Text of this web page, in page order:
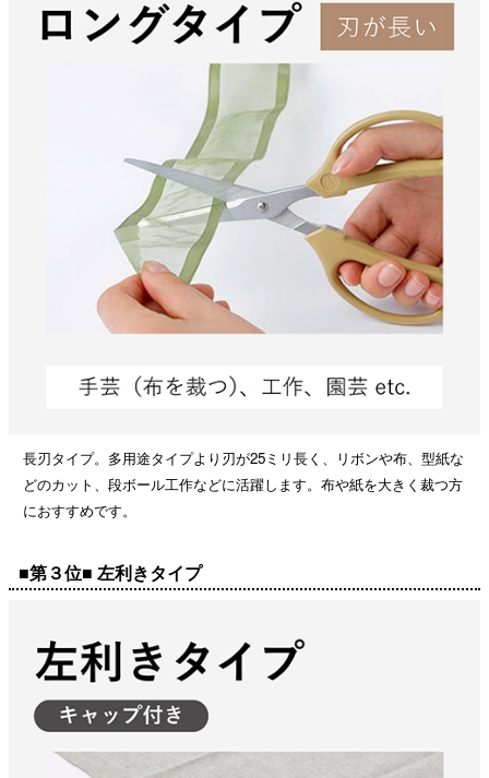
長刃タイプ。多用途タイプより刃が25ミリ長く、リボンや布、型紙な
どのカット、段ボール工作などに活躍します。布や紙を大きく裁つ方
におすすめです。
■第３位■ 左利きタイプ